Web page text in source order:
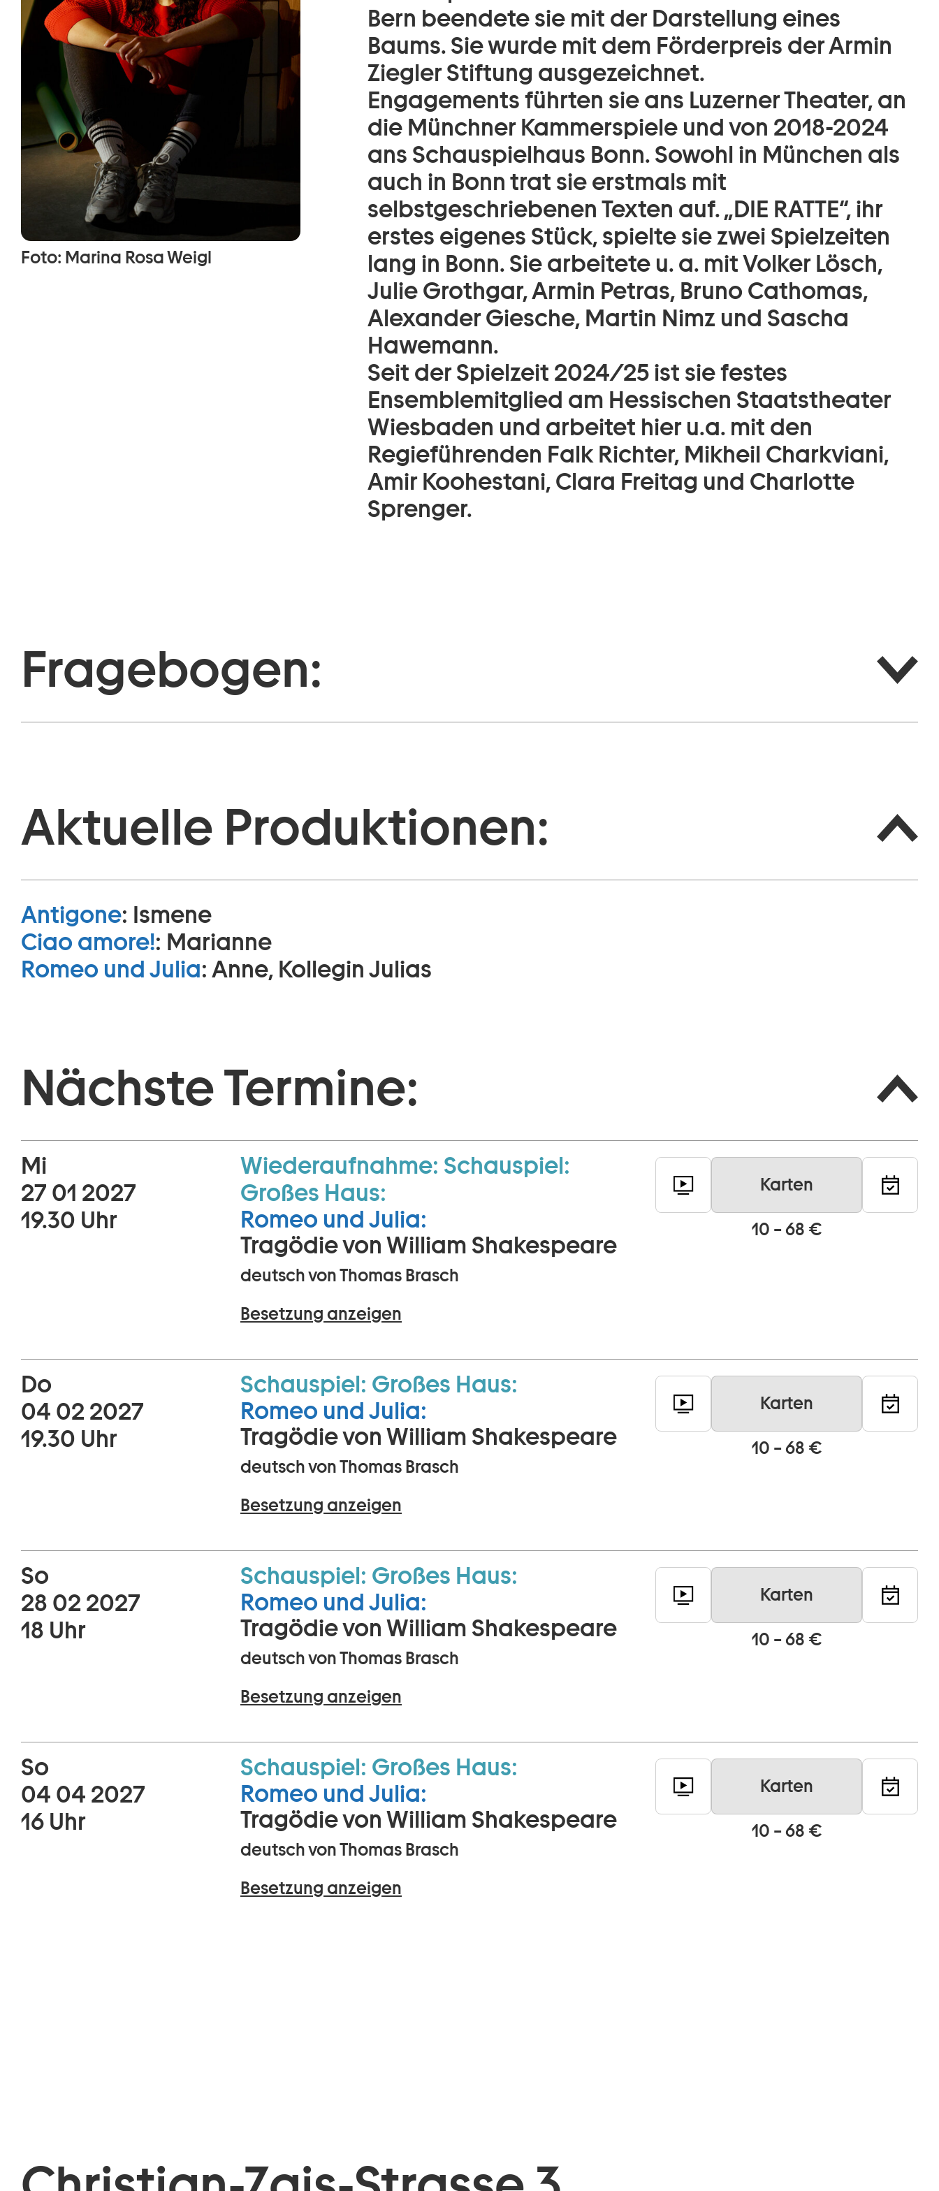
Foto: Marina Rosa Weigl
Bern beendete sie mit der Darstellung eines
Baums. Sie wurde mit dem Förderpreis der Armin
Ziegler Stiftung ausgezeichnet.
Engagements führten sie ans Luzerner Theater, an
die Münchner Kammerspiele und von 2018-2024
ans Schauspielhaus Bonn. Sowohl in München als
auch in Bonn trat sie erstmals mit
selbstgeschriebenen Texten auf. „DIE RATTE“, ihr
erstes eigenes Stück, spielte sie zwei Spielzeiten
lang in Bonn. Sie arbeitete u. a. mit Volker Lösch,
Julie Grothgar, Armin Petras, Bruno Cathomas,
Alexander Giesche, Martin Nimz und Sascha
Hawemann.
Seit der Spielzeit 2024/25 ist sie festes
Ensemblemitglied am Hessischen Staatstheater
Wiesbaden und arbeitet hier u.a. mit den
Regieführenden Falk Richter, Mikheil Charkviani,
Amir Koohestani, Clara Freitag und Charlotte
Sprenger.
Fragebogen:
Aktuelle Produktionen:
Antigone: Ismene
Ciao amore!: Marianne
Romeo und Julia: Anne, Kollegin Julias
Nächste Termine:
Mi
27 01 2027
19.30 Uhr
Wiederaufnahme: Schauspiel:
Großes Haus:
Romeo und Julia:
Tragödie von William Shakespeare
deutsch von Thomas Brasch
Besetzung anzeigen
Karten
10 – 68 €
Do
04 02 2027
19.30 Uhr
Schauspiel: Großes Haus:
Romeo und Julia:
Tragödie von William Shakespeare
deutsch von Thomas Brasch
Besetzung anzeigen
Karten
10 – 68 €
So
28 02 2027
18 Uhr
Schauspiel: Großes Haus:
Romeo und Julia:
Tragödie von William Shakespeare
deutsch von Thomas Brasch
Besetzung anzeigen
Karten
10 – 68 €
So
04 04 2027
16 Uhr
Schauspiel: Großes Haus:
Romeo und Julia:
Tragödie von William Shakespeare
deutsch von Thomas Brasch
Besetzung anzeigen
Karten
10 – 68 €